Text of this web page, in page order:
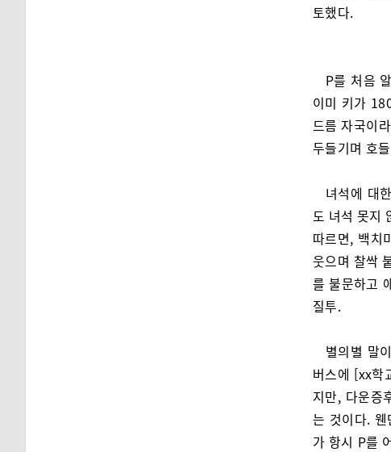
토했다.
P를 처음
이미 키가
드름 자국이
두들기며 호
녀석에 대
도 녀석 못지
따르면, 백치
웃으며 찰싹
를 불문하고
질투.
별의별 말
버스에 [xx학
지만, 다운증
는 것이다.
가 항시 P를